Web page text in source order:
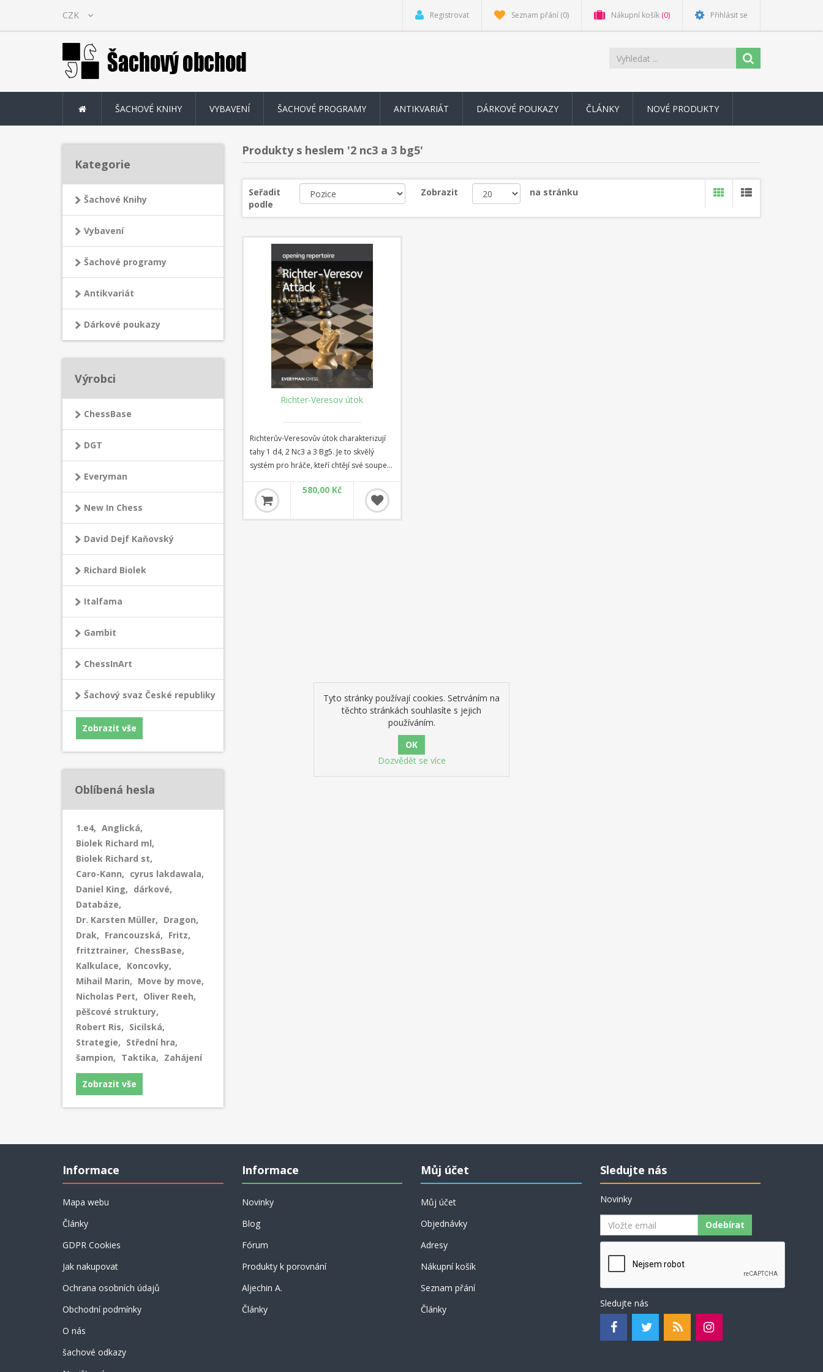
Registrovat Seznam přání (0) Nákupní košík (0) Přihlásit se
ŠACHOVÉ KNIHY VYBAVENÍ ŠACHOVÉ PROGRAMY ANTIKVARIÁT DÁRKOVÉ POUKAZY ČLÁNKY NOVÉ PRODUKTY
Produkty s heslem '2 nc3 a 3 bg5'
Seřadit
podle
Zobrazit na stránku
Richter-Veresov útok
Richterův-Veresovův útok charakterizují
tahy 1 d4, 2 Nc3 a 3 Bg5. Je to skvělý
systém pro hráče, kteří chtějí své soupeře
odvést od známé teorie, donutit je k
neznámým situacím a donutit je bojovat
na vlastní prostředky. Existují různé
moderní interpretace Richterova-
zahájení a poskytuje čtenáři dobře
prozkoumanou, svěží a inovativní
analýzu. Každá partie s komentářem
580,00 Kč
Kategorie
Šachové Knihy
Vybavení
Šachové programy
Antikvariát
Dárkové poukazy
Výrobci
ChessBase
DGT
Everyman
New In Chess
David Dejf Kaňovský
Richard Biolek
Italfama
Gambit
ChessInArt
Šachový svaz České republiky
Zobrazit vše
Oblíbená hesla
1.e4, Anglická,
Biolek Richard ml,
Biolek Richard st,
Caro-Kann, cyrus lakdawala,
Daniel King, dárkové,
Databáze,
Dr. Karsten Müller, Dragon,
Drak, Francouzská, Fritz,
fritztrainer, ChessBase,
Kalkulace, Koncovky,
Mihail Marin, Move by move,
Nicholas Pert, Oliver Reeh,
pěšcové struktury,
Robert Ris, Sicilská,
Strategie, Střední hra,
šampion, Taktika, Zahájení
Zobrazit vše
Informace
Mapa webu
Články
GDPR Cookies
Jak nakupovat
Ochrana osobních údajů
Obchodní podmínky
O nás
šachové odkazy
Informace
Novinky
Blog
Fórum
Produkty k porovnání
Aljechin A.
Články
Můj účet
Můj účet
Objednávky
Adresy
Nákupní košík
Seznam přání
Články
Sledujte nás
Novinky
Odebírat
Sledujte nás
Tyto stránky používají cookies. Setrváním na
těchto stránkách souhlasíte s jejich
používáním.
Dozvědět se více